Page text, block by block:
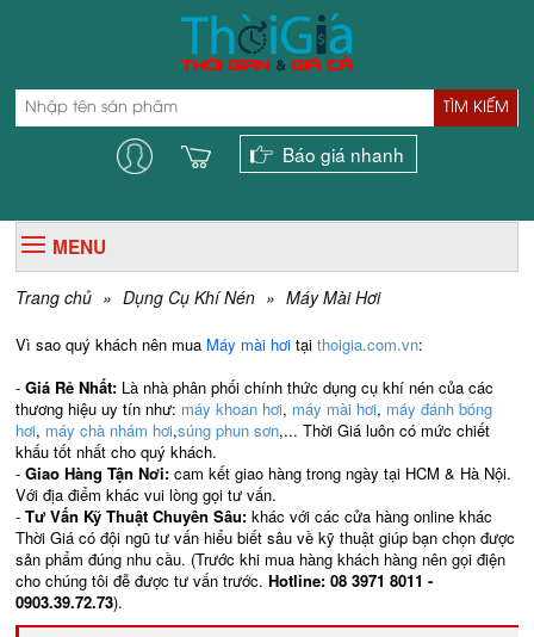
TÌM KIẾM
Báo giá nhanh
MENU
Trang chủ » Dụng Cụ Khí Nén » Máy Mài Hơi
Vì sao quý khách nên mua Máy mài hơi tạithoigia.com.vn:
-Giá Rẻ Nhất: Là nhà phân phối chính thức dụng cụ khí nén của các
thương hiệu uy tín như: máy khoan hơi, máy mài hơi, máy đánh bóng
hơi, máy chà nhám hơi,súng phun sơn,... Thời Giá luôn có mức chiết
khấu tốt nhất cho quý khách.
-Giao Hàng Tận Nơi:cam kết giao hàng trong ngày tại HCM & Hà Nội.
Với địa điểm khác vui lòng gọi tư vấn.
-Tư Vấn Kỹ Thuật Chuyên Sâu:khác với các cửa hàng online khác
Thời Giá có đội ngũ tư vấn hiểu biết sâu về kỹ thuật giúp bạn chọn được
sản phẩm đúng nhu cầu. (Trước khi mua hàng khách hàng nên gọi điện
cho chúng tôi đễ được tư vấn trước.Hotline: 08 3971 8011 -
0903.39.72.73).